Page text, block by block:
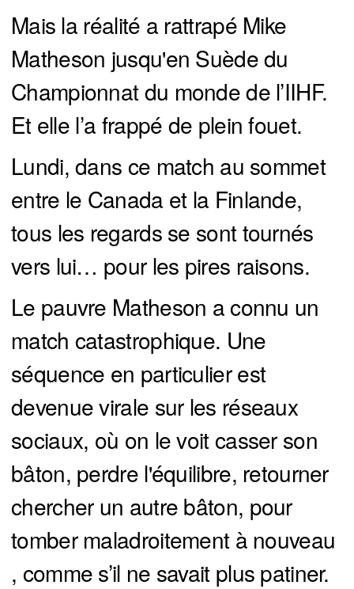
Mais la réalité a rattrapé Mike
Matheson jusqu'en Suède du
Championnat du monde de l’IIHF.
Et elle l’a frappé de plein fouet.
Lundi, dans ce match au sommet
entre le Canada et la Finlande,
tous les regards se sont tournés
vers lui… pour les pires raisons.
Le pauvre Matheson a connu un
match catastrophique. Une
séquence en particulier est
devenue virale sur les réseaux
sociaux, où on le voit casser son
bâton, perdre l'équilibre, retourner
chercher un autre bâton, pour
tomber maladroitement à nouveau
, comme s’il ne savait plus patiner.